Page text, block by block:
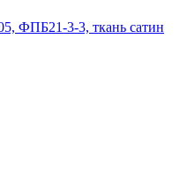
ФПБ21-3-3, ткань сатин